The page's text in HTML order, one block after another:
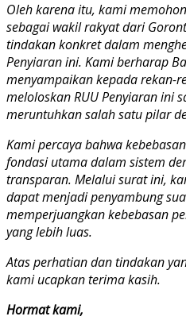
Oleh karena itu, kami
sebagai wakil rakyat dari
tindakan konkret dalam
Penyiaran ini. Kami berharap
menyampaikan kepada rekan-
meloloskan RUU Penyiaran ini
meruntuhkan salah satu pilar
Kami percaya bahwa
fondasi utama dalam sistem
transparan. Melalui surat ini,
dapat menjadi penyambung
memperjuangkan kebebasan
yang lebih luas.
Atas perhatian dan tindakan
kami ucapkan terima kasih.
Hormat kami,